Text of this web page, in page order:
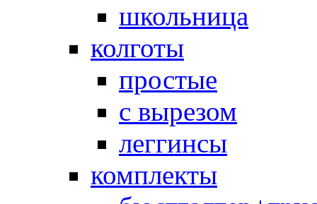
школьница
колготы
простые
с вырезом
леггинсы
комплекты